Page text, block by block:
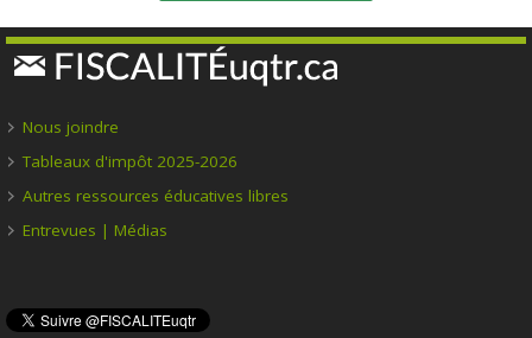
Nous joindre
Tableaux d'impôt 2025-2026
Autres ressources éducatives libres
Entrevues | Médias